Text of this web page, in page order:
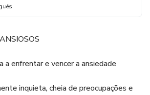
a enfrentar e vencer a ansiedade
inquieta, cheia de preocupações e